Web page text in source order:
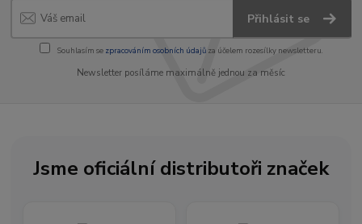
Přihlásit se
Souhlasím se zpracováním osobních údajůza účelem rozesílky newsletteru.
Newsletter posíláme maximálně jednou za měsíc
Jsme oficiální distributoři značek